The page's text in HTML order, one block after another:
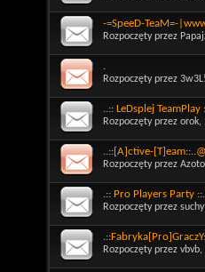
-=SpeeD-TeaM=-
Rozpoczęty przez
.
Rozpoczęty przez
..:: LeDsplej TeamPlay
Rozpoczęty przez orok,
..::[A]ctive-
Rozpoczęty przez
.:: Pro Players Party
Rozpoczęty przez
Rozpoczęty przez vbvb,